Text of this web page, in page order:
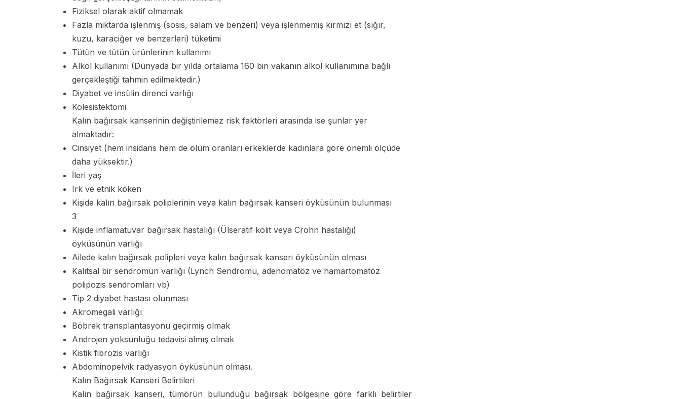
Fiziksel olarak aktif olmamak
Fazla miktarda işlenmiş (sosis, salam ve benzeri) veya işlenmemiş kırmızı et (sığır,
kuzu, karaciğer ve benzerleri) tüketimi
Tütün ve tütün ürünlerinin kullanımı
Alkol kullanımı (Dünyada bir yılda ortalama 160 bin vakanın alkol kullanımına bağlı
gerçekleştiği tahmin edilmektedir.)
Diyabet ve insülin direnci varlığı
Kolesistektomi
Kalın bağırsak kanserinin değiştirilemez risk faktörleri arasında ise şunlar yer
almaktadır:
Cinsiyet (hem insidans hem de ölüm oranları erkeklerde kadınlara göre önemli ölçüde
daha yüksektir.)
İleri yaş
Irk ve etnik köken
Kişide kalın bağırsak poliplerinin veya kalın bağırsak kanseri öyküsünün bulunması
3
Kişide inflamatuvar bağırsak hastalığı (Ülseratif kolit veya Crohn hastalığı)
öyküsünün varlığı
Ailede kalın bağırsak polipleri veya kalın bağırsak kanseri öyküsünün olması
Kalıtsal bir sendromun varlığı (Lynch Sendromu, adenomatöz ve hamartomatöz
polipozis sendromları vb)
Tip 2 diyabet hastası olunması
Akromegali varlığı
Böbrek transplantasyonu geçirmiş olmak
Androjen yoksunluğu tedavisi almış olmak
Kistik fibrozis varlığı
Abdominopelvik radyasyon öyküsünün olması.
Kalın Bağırsak Kanseri Belirtileri
Kalın bağırsak kanseri, tümörün bulunduğu bağırsak bölgesine göre farklı belirtiler